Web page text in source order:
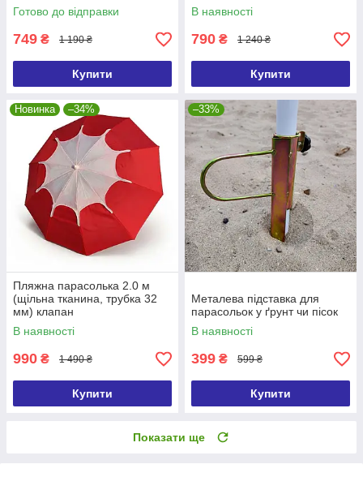
Готово до відправки
749 ₴ 1 190 ₴
Купити
В наявності
790 ₴ 1 240 ₴
Купити
Новинка –34%
Пляжна парасолька 2.0 м
(щільна тканина, трубка 32
мм) клапан
В наявності
990 ₴ 1 490 ₴
Купити
–33%
Металева підставка для
парасольок у ґрунт чи пісок
В наявності
399 ₴ 599 ₴
Купити
Показати ще